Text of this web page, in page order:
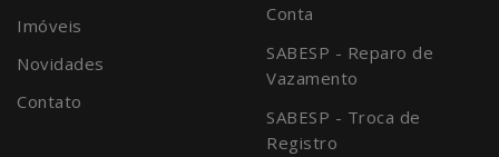
Imóveis
Novidades
Contato
Conta
SABESP - Reparo de
Vazamento
SABESP - Troca de
Registro